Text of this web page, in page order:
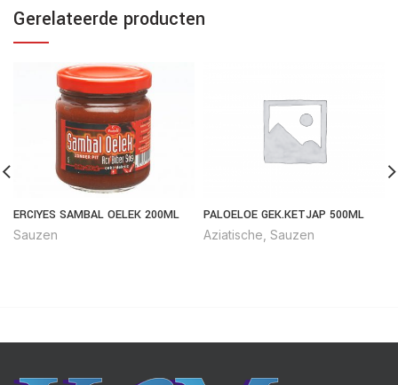
Gerelateerde producten
ERCIYES SAMBAL OELEK 200ML
Sauzen
PALOELOE GEK.KETJAP 500ML
Aziatische Sauzen